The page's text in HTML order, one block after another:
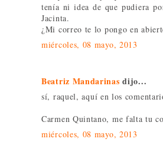
tenía ni idea de que pudiera
Jacinta.
¿Mi correo te lo pongo en
miércoles, 08 mayo, 2013
Beatriz Mandarinas dijo...
sí, raquel, aquí en los
Carmen Quintano, me falta tu
miércoles, 08 mayo, 2013